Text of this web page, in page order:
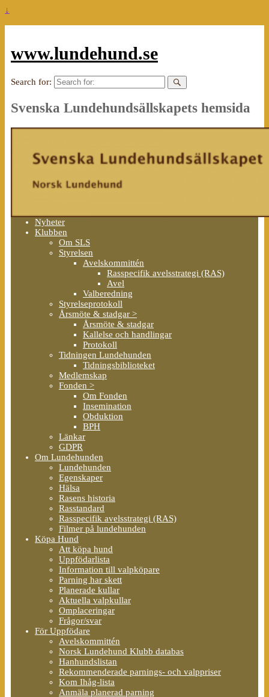
↓
www.lundehund.se
Search for:
Svenska Lundehundsällskapets hemsida
Nyheter
Klubben
Om SLS
Styrelsen
Avelskommittén
Rasspecifik avelsstrategi (RAS)
Avel
Valberedning
Styrelseprotokoll
Årsmöte & stadgar >
Årsmöte & stadgar
Kallelse och handlingar
Protokoll
Tidningen Lundehunden
Tidningsbiblioteket
Medlemskap
Fonden >
Om Fonden
Insemination
Obduktion
BPH
Länkar
GDPR
Om Lundehunden
Lundehunden
Egenskaper
Hälsa
Rasens historia
Rasstandard
Rasspecifik avelsstrategi (RAS)
Filmer på lundehunden
Köpa Hund
Att köpa hund
Uppfödarlista
Information till valpköpare
Parning har skett
Planerade kullar
Aktuella valpkullar
Omplaceringar
Frågor/svar
För Uppfödare
Avelskommittén
Norsk Lundehund Klubb databas
Hanhundslistan
Rekommenderade parnings- och valppriser
Kom Ihåg-lista
Anmäla planerad parning